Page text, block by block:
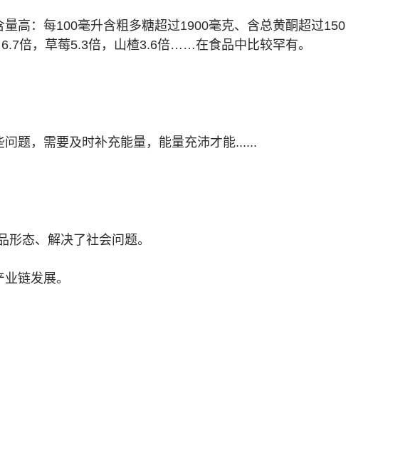
高：每100毫升含粗多糖超过1900毫克、含总黄酮超过150
倍，草莓5.3倍，山楂3.6倍……在食品中比较罕有。
题，需要及时补充能量，能量充沛才能......
形态、解决了社会问题。
链发展。